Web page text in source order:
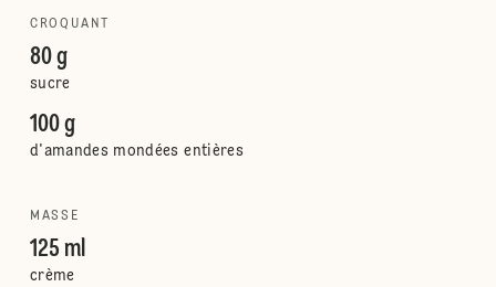
CROQUANT
80 g
sucre
100 g
d'amandes mondées entières
MASSE
125 ml
crème